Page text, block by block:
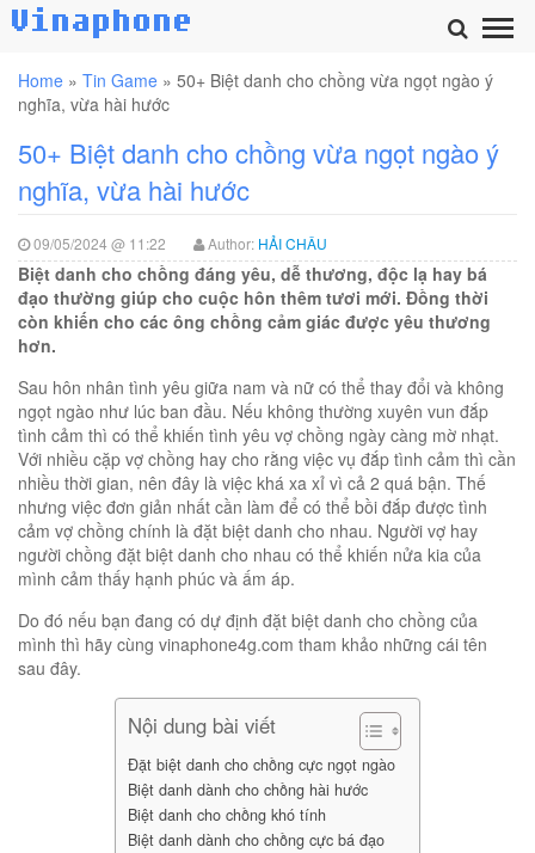
Home » Tin Game » 50+ Biệt danh cho chồng vừa ngọt ngào ý
nghĩa, vừa hài hước
50+ Biệt danh cho chồng vừa ngọt ngào ý
nghĩa, vừa hài hước
09/05/2024 @ 11:22 Author: HẢI CHÂU
Biệt danh cho chồng đáng yêu, dễ thương, độc lạ hay bá
đạo thường giúp cho cuộc hôn thêm tươi mới. Đồng thời
còn khiến cho các ông chồng cảm giác được yêu thương
hơn.
Sau hôn nhân tình yêu giữa nam và nữ có thể thay đổi và không
ngọt ngào như lúc ban đầu. Nếu không thường xuyên vun đắp
tình cảm thì có thể khiến tình yêu vợ chồng ngày càng mờ nhạt.
Với nhiều cặp vợ chồng hay cho rằng việc vụ đắp tình cảm thì cần
nhiều thời gian, nên đây là việc khá xa xỉ vì cả 2 quá bận. Thế
nhưng việc đơn giản nhất cần làm để có thể bồi đắp được tình
cảm vợ chồng chính là đặt biệt danh cho nhau. Người vợ hay
người chồng đặt biệt danh cho nhau có thể khiến nửa kia của
mình cảm thấy hạnh phúc và ấm áp.
Do đó nếu bạn đang có dự định đặt biệt danh cho chồng của
mình thì hãy cùng vinaphone4g.com tham khảo những cái tên
sau đây.
Nội dung bài viết
Đặt biệt danh cho chồng cực ngọt ngào
Biệt danh dành cho chồng hài hước
Biệt danh cho chồng khó tính
Biệt danh dành cho chồng cực bá đạo